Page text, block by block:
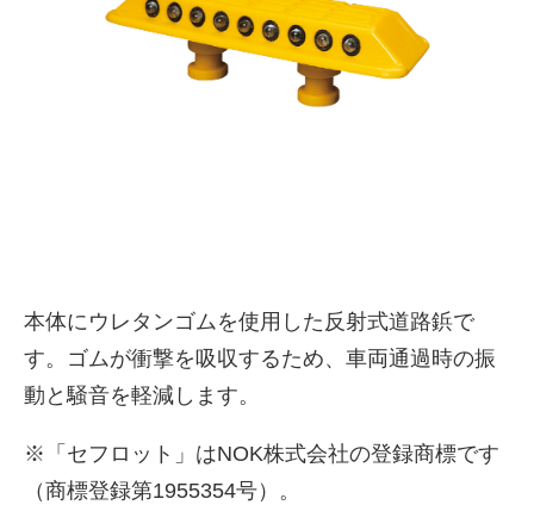
株式会社吾妻製作所 会社案
本体にウレタンゴムを使用した反射式道路鋲で
す。ゴムが衝撃を吸収するため、車両通過時の振
動と騒音を軽減します。
※「セフロット」はNOK株式会社の登録商標です
（商標登録第1955354号）。